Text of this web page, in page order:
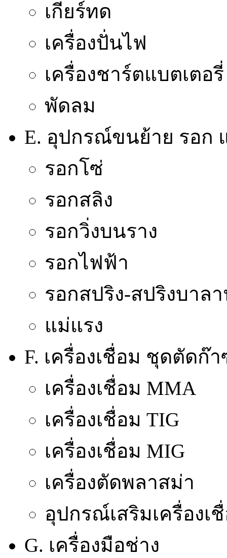
เกียร์ทด
เครื่องปั่นไฟ
เครื่องชาร์ตแบตเตอรี่
พัดลม
E. อุปกรณ์ขนย้าย รอก
รอกโซ่
รอกสลิง
รอกวิ่งบนราง
รอกไฟฟ้า
รอกสปริง-สปริงบาล
แม่แรง
F. เครื่องเชื่อม ชุดตัดก๊
เครื่องเชื่อม MMA
เครื่องเชื่อม TIG
เครื่องเชื่อม MIG
เครื่องตัดพลาสม่า
อุปกรณ์เสริมเครื่องเ
G. เครื่องมือช่าง